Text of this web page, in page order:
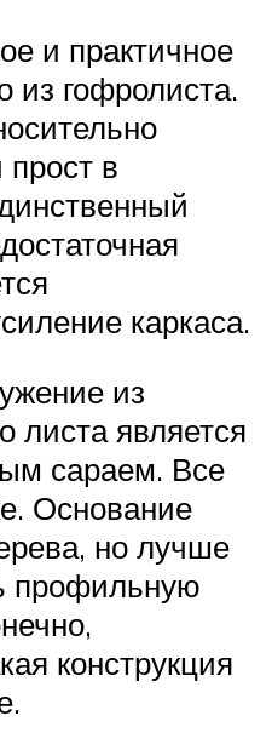
и практичное
из гофролиста.
прост в
каркаса.
из
листа является
сараем. Все
Основание
но лучше
профильную
конструкция